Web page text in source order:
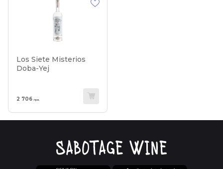
Los Siete Misterios
Doba-Yej
2 706 грн.